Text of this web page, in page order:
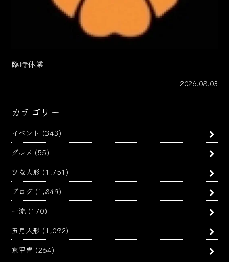
臨時休業
2026.08.03
カテゴリー
イベント (343)
グルメ (55)
ひな人形 (1,751)
ブログ (1,849)
一流 (170)
五月人形 (1,092)
京甲冑 (264)